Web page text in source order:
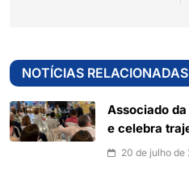
NOTÍCIAS RELACIONADAS
Associado
e celebra
20 de julho de